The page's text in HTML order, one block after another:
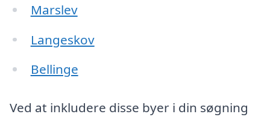
Marslev
Langeskov
Bellinge
Ved at inkludere disse byer i din søgning